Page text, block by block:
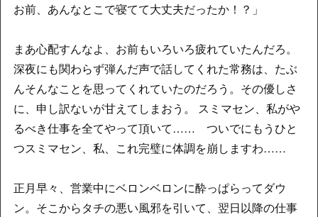
お前、あんなとこで寝てて大丈夫だったか！？」
まあ心配すんなよ、お前もいろいろ疲れていたんだろ。
深夜にも関わらず弾んだ声で話してくれた常務は、たぶ
んそんなことを思ってくれていたのだろう。その優しさ
に、申し訳ないが甘えてしまおう。 スミマセン、私がや
るべき仕事を全てやって頂いて…… ついでにもうひと
つスミマセン、私、これ完璧に体調を崩しますわ……
正月早々、営業中にベロンベロンに酔っぱらってダウ
ン。そこからタチの悪い風邪を引いて、翌日以降の仕事